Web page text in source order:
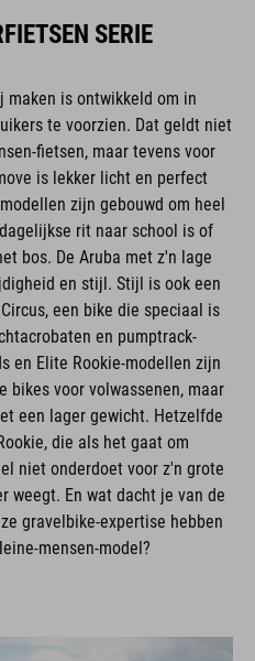
SERIE
maken is ontwikkeld om in
te voorzien. Dat geldt niet
fietsen, maar tevens voor
is lekker licht en perfect
zijn gebouwd om heel
rit naar school is of
bos. De Aruba met z'n lage
en stijl. Stijl is ook een
een bike die speciaal is
en pumptrack-
en Elite Rookie-modellen zijn
bikes voor volwassenen, maar
een lager gewicht. Hetzelfde
die als het gaat om
niet onderdoet voor z'n grote
weegt. En wat dacht je van de
gravelbike-expertise hebben
mensen-model?